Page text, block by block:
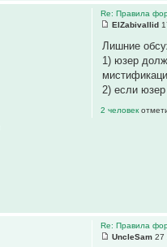
Re: Правила
ElZabivallid
Лишние
1) юзер
2) если
2 человек
Re: Правила
UncleSam 27